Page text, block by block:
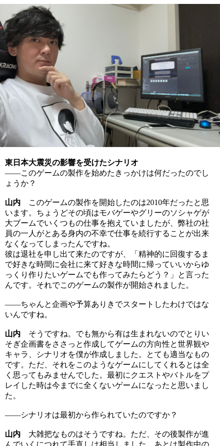
東日本大震災の影響を受けたシナリオ
――このゲームの製作を始めたきっかけは何だったのでし
ょうか？
山内 このゲームの製作を開始したのは2010年だったと思
います。ちょうどその頃はモバゲーやグリーのソシャゲが
大ブームでいくつもの仕事を抱えていましたが、弊社の社
員の一人がとある身内の不幸で仕事を続行することが出来
なくなってしまったんですね。
彼は退社を申し出て来たのですが、「精神的に回復するま
で好きな時間に会社に来て好きな時間に帰っていいからゆ
っくり作りたいゲームでも作ってみたらどう？」と言った
んです。それでこのゲームの製作が開始されました。
――ちゃんと企画や予算ありきでスタートしたわけではな
いんですね。
山内 そうですね。でも無から有は生まれないのでとりい
そぎ企画書をささっと作成してゲームの方向性と世界観や
キャラ、シナリオを僕が作成しました。とても適当なもの
です。ただ、それをこのようなゲームにしてくれるとは全
く思ってもみませんでした。最初にクエストやバトルをプ
レイした時は今までに全くないゲームになったと思いまし
た。
――シナリオは最初から作られていたのですか？
山内 大雑把なものはそうですね。ただ、その後製作が進
んでいくにつれて手直しは相当しました。あとは製作中の